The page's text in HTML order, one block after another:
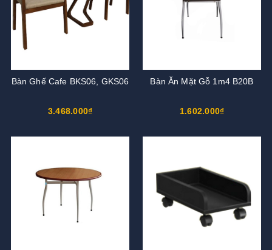
Bàn Ghế Cafe BKS06, GKS06
3.468.000₫
Bàn Ăn Mặt Gỗ 1m4 B20B
1.602.000₫